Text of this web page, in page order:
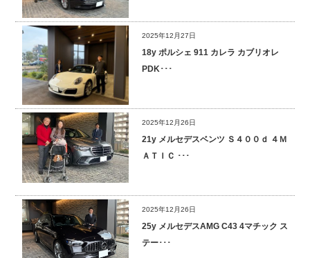
2025年12月27日
18y ポルシェ 911 カレラ カブリオレ
PDK･･･
2025年12月26日
21y メルセデスベンツ Ｓ４００ｄ ４Ｍ
ＡＴＩＣ ･･･
2025年12月26日
25y メルセデスAMG C43 4マチック ス
テー･･･